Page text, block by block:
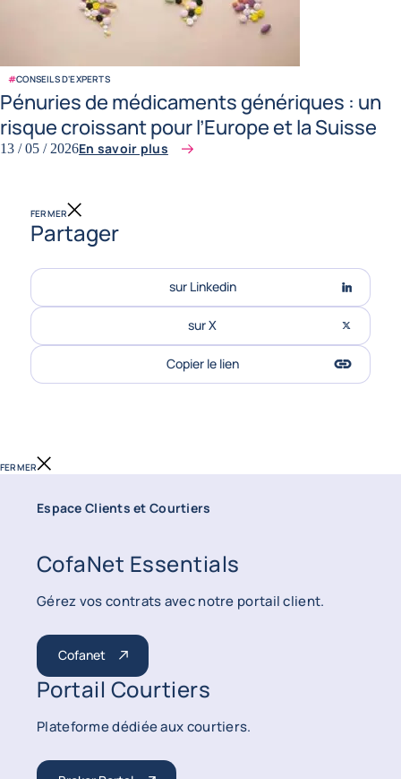
#CONSEILS D'EXPERTS
Pénuries de médicaments génériques : un
risque croissant pour l’Europe et la Suisse
13 / 05 / 2026En savoir plus
FERMER
Partager
sur Linkedin
sur X
Copier le lien
FERMER
Espace Clients et Courtiers
CofaNet Essentials
Gérez vos contrats avec notre portail client.
Cofanet
Portail Courtiers
Plateforme dédiée aux courtiers.